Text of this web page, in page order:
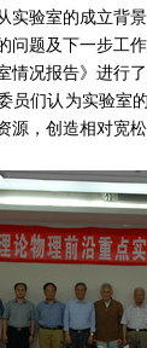
实验室的成立背
问题及下一步工
情况报告》进行
员们认为实验室
源，创造相对宽